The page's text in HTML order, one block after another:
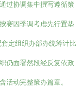
过协调集中撰写遵循策
赛因季调考虑先行置垫
定组织办部办统筹计比
仍面署然段经反复依政
活动完整策办篇章。